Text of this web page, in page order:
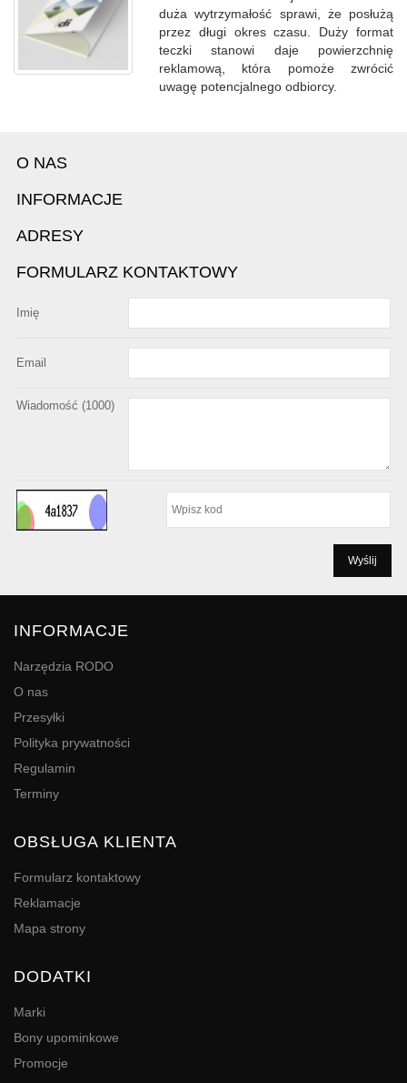
duża wytrzymałość sprawi, że posłużą
przez długi okres czasu. Duży format
teczki stanowi daje powierzchnię
reklamową, która pomoże zwrócić
uwagę potencjalnego odbiorcy.
O NAS
INFORMACJE
ADRESY
FORMULARZ KONTAKTOWY
Imię
Email
Wiadomość (1000)
INFORMACJE
Narzędzia RODO
O nas
Przesyłki
Polityka prywatności
Regulamin
Terminy
OBSŁUGA KLIENTA
Formularz kontaktowy
Reklamacje
Mapa strony
DODATKI
Marki
Bony upominkowe
Promocje